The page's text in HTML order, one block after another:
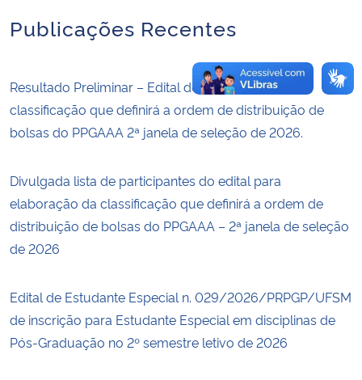
Publicações Recentes
Resultado Preliminar – Edital de Elaboração da
classificação que definirá a ordem de distribuição de
bolsas do PPGAAA 2ª janela de seleção de 2026.
Divulgada lista de participantes do edital para
elaboração da classificação que definirá a ordem de
distribuição de bolsas do PPGAAA – 2ª janela de seleção
de 2026
Edital de Estudante Especial n. 029/2026/PRPGP/UFSM
de inscrição para Estudante Especial em disciplinas de
Pós-Graduação no 2º semestre letivo de 2026